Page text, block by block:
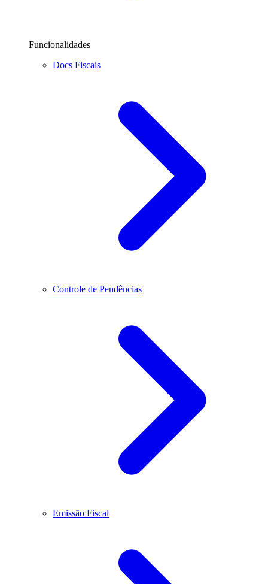
Funcionalidades
Docs Fiscais
Controle de Pendências
Emissão Fiscal